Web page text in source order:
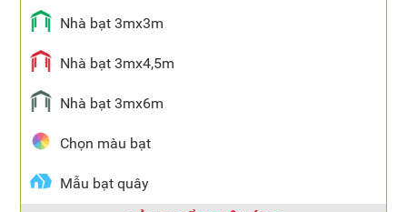
Nhà bạt 3mx3m
Nhà bạt 3mx4,5m
Nhà bạt 3mx6m
Chọn màu bạt
Mẫu bạt quây